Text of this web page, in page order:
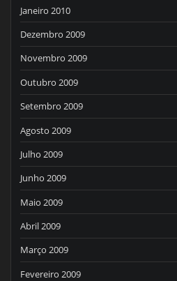
Janeiro 2010
Dezembro 2009
Novembro 2009
Outubro 2009
Setembro 2009
Agosto 2009
Julho 2009
Junho 2009
Maio 2009
Abril 2009
Março 2009
Fevereiro 2009